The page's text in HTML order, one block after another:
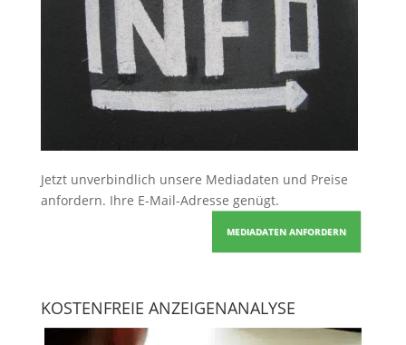
Jetzt unverbindlich unsere Mediadaten und Preise
anfordern. Ihre E-Mail-Adresse genügt.
MEDIADATEN ANFORDERN
KOSTENFREIE ANZEIGENANALYSE